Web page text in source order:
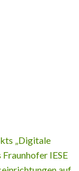
„Digitale
IESE